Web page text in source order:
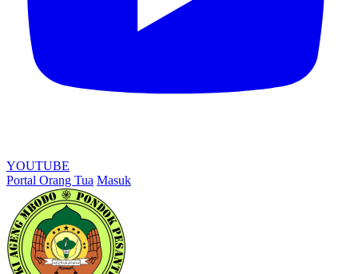
YOUTUBE
Portal Orang Tua Masuk